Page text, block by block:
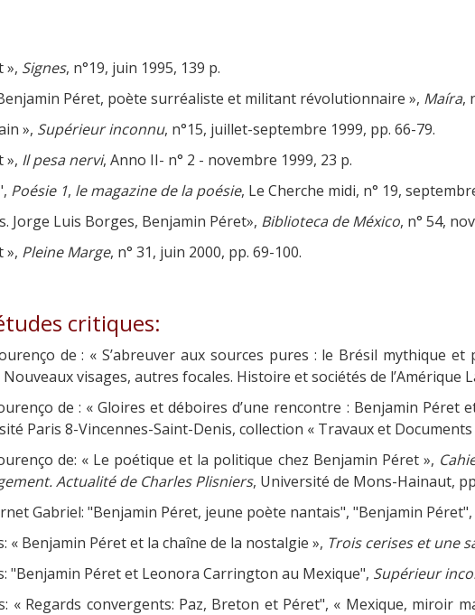
», Signes, n°19, juin 1995, 139 p.
Péret, poète surréaliste et militant révolutionnaire », Maíra,
», Supérieur inconnu, n°15, juillet-septembre 1999, pp. 66-79.
», Il pesa nervi, Anno II- n° 2 - novembre 1999, 23 p.
Poésie 1, le magazine de la poésie, Le Cherche midi, n° 19,
Jorge Luis Borges, Benjamin Péret», Biblioteca de México, n° 54,
», Pleine Marge, n° 31, juin 2000, pp. 69-100.
critiques:
de : « S’abreuver aux sources pures : le Brésil mythique
Nouveaux visages, autres focales. Histoire et sociétés de l’Amérique
de : « Gloires et déboires d’une rencontre : Benjamin Péret
Paris 8-Vincennes-Saint-Denis, collection « Travaux et Documents
de: « Le poétique et la politique chez Benjamin Péret »,
Actualité de Charles Plisniers, Université de Mons-Hainaut,
Gabriel: "Benjamin Péret, jeune poète nantais", "Benjamin Péret",
« Benjamin Péret et la chaîne de la nostalgie », Trois cerises et une
"Benjamin Péret et Leonora Carrington au Mexique", Supérieur
« Regards convergents: Paz, Breton et Péret", « Mexique, miroir